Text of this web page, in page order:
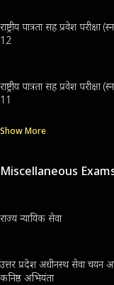
राष्ट्रीय पात्रता सह प्रवेश परीक्षा
12
राष्ट्रीय पात्रता सह प्रवेश परीक्षा
11
Show More
Miscellaneous
राज्य न्यायिक सेवा
उत्तर प्रदेश अधीनस्थ सेवा चयन
कनिष्ठ अभियंता